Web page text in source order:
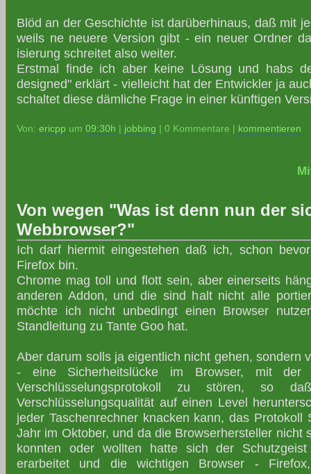
Blöd an der Geschichte ist darüberhinaus, daß mit
weils ne neuere Version gibt - ein neuer Ordner
isierung schreitet also weiter.
Erstmal finde ich aber keine Lösung und habs
designed" erklärt - vielleicht hat der Entwickler ja
schaltet diese dämliche Frage in einer künftigen
Von: ericpp um 09:30h jobbing | 0 Kommentare | kommentieren
Von wegen "Was ist denn nun der
Webbrowser?"
Ich darf hiermit eingestehen daß ich, schon
Firefox bin.
Chrome mag toll und flott sein, aber einerseits
anderen Addon, und die sind halt nicht alle
möchte ich nicht unbedingt einen Browser
Standleitung zu Tante Goo hat.
Aber darum solls ja eigentlich nicht gehen, sondern
- eine Sicherheitslücke im Browser, mit
Verschlüsselungsprotokoll zu stören, so
Verschlüsselungsqualität auf einen Level
jeder Taschenrechner knacken kann, das Protokoll
Jahr im Oktober, und da die Browserhersteller nicht
konnten oder wollten hatte sich der
erarbeitet und die wichtigen Browser -